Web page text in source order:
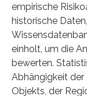
empirische
historische
einholt, um die
bewerten.
Abhängigkeit
Objekts, der